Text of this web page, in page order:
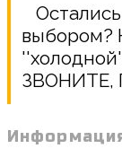
выбором?